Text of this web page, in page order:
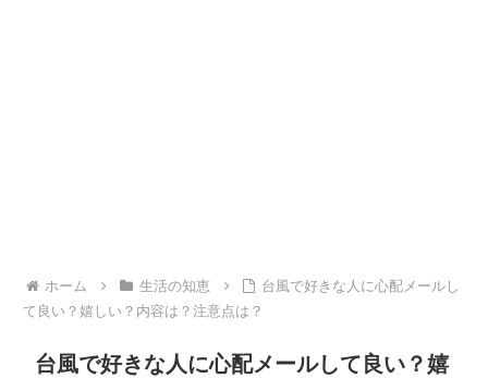
ホーム 生活の知恵
台風で好きな人に心配メールし
て良い？嬉しい？内容は？注意点は？
台風で好きな人に心配メールして良い？嬉